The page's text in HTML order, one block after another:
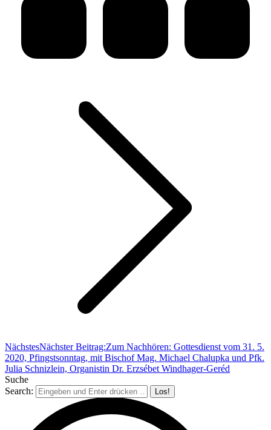
NächstesNächster Beitrag:Zum Nachhören: Gottesdienst vom 31. 5.
2020, Pfingstsonntag, mit Bischof Mag. Michael Chalupka und Pfk.
Julia Schnizlein, Organistin Dr. Erzsébet Windhager-Geréd
Suche
Search: